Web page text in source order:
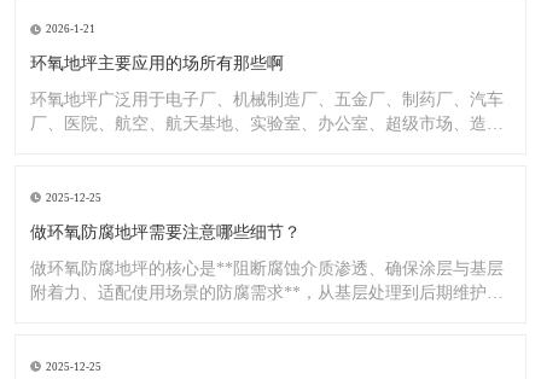
2026-1-21
环氧地坪主要应用的场所有那些啊
环氧地坪广泛用于电子厂、机械制造厂、五金厂、制药厂、汽车
厂、医院、航空、航天基地、实验室、办公室、超级市场、造纸
2025-12-25
做环氧防腐地坪需要注意哪些细节？
做环氧防腐地坪的核心是**阻断腐蚀介质渗透、确保涂层与基层
附着力、适配使用场景的防腐需求**，从基层处理到后期维护，
2025-12-25